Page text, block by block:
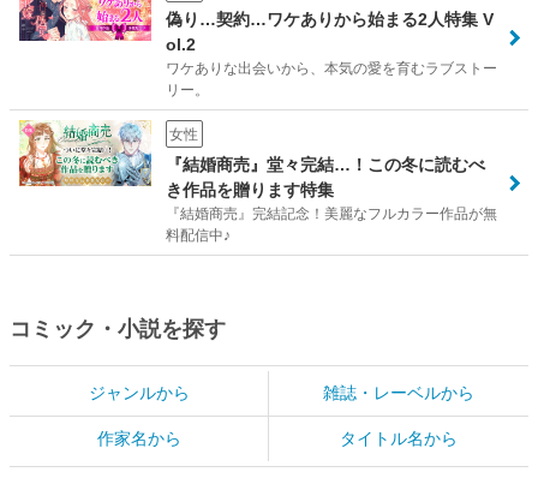
偽り…契約…ワケありから始まる2人特集 V
ol.2
ワケありな出会いから、本気の愛を育むラブストー
リー。
女性
『結婚商売』堂々完結…！この冬に読むべ
き作品を贈ります特集
『結婚商売』完結記念！美麗なフルカラー作品が無
料配信中♪
コミック・小説を探す
ジャンルから 雑誌・レーベルから
作家名から タイトル名から